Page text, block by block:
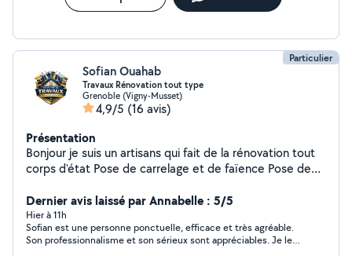
Particulier
Sofian Ouahab
Travaux Rénovation tout type
Grenoble (Vigny-Musset)
4,9/5 (16 avis)
Présentation
Bonjour je suis un artisans qui fait de la rénovation tout
corps d'état Pose de carrelage et de faïence Pose de
Plomberie ( Raccord évacuation et arrivée d'eau ) , (
Pose de receveur, vasque, wc ) Montage de meuble Et
autres N'hésiter pas à me contacter pour qu'on puisse
ensemble réaliser sur votre projet
Dernier avis laissé par Annabelle : 5/5
Hier à 11h
Sofian est une personne ponctuelle, efficace et très agréable.
Son professionnalisme et son sérieux sont appréciables. Je le